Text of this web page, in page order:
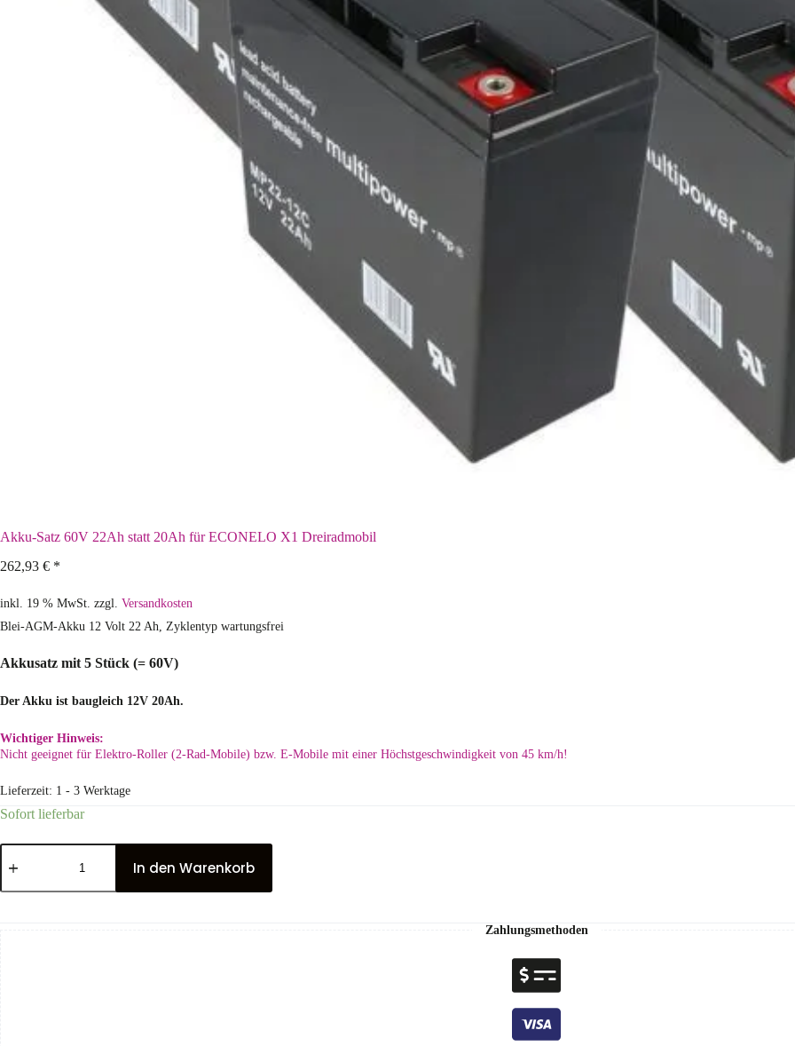
Akku-Satz 60V 22Ah statt 20Ah für ECONELO X1 Dreiradmobil
262,93 € *
inkl. 19 % MwSt. zzgl. Versandkosten
Blei-AGM-Akku 12 Volt 22 Ah, Zyklentyp wartungsfrei
Akkusatz mit 5 Stück (= 60V)
Der Akku ist baugleich 12V 20Ah.
Wichtiger Hinweis:
Nicht geeignet für Elektro-Roller (2-Rad-Mobile) bzw. E-Mobile mit einer Höchstgeschwindigkeit von 45 km/h!
Lieferzeit: 1 - 3 Werktage
Sofort lieferbar
In den Warenkorb
Zahlungsmethoden